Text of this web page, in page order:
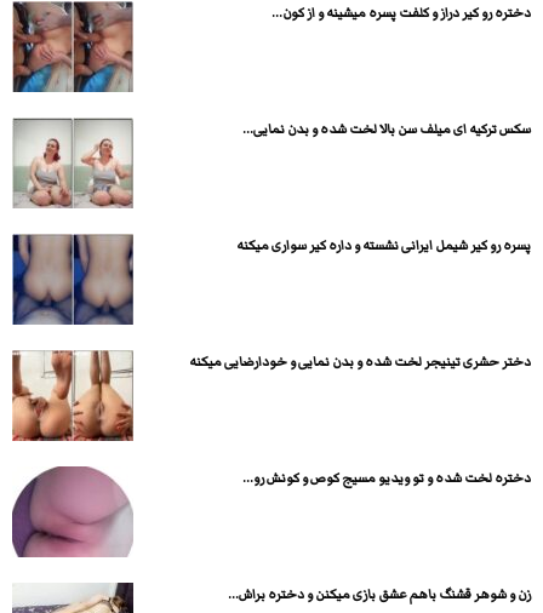
دختره رو کیر دراز و کلفت پسره میشینه و از کون...
سکس ترکیه ای میلف سن بالا لخت شده و بدن نمایی...
پسره رو کیر شیمل ایرانی نشسته و داره کیر سواری میکنه
دختر حشری تینیجر لخت شده و بدن نمایی و خودارضایی میکنه
دختره لخت شده و تو ویدیو مسیج کوص و کونش رو...
زن و شوهر قشنگ باهم عشق بازی میکنن و دختره براش...